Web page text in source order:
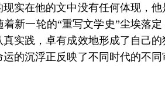
现实在他的文中没有任何体现，
新一轮的“重写文学史”尘埃落
实践，卓有成效地形成了自己的
运的沉浮正反映了不同时代的不